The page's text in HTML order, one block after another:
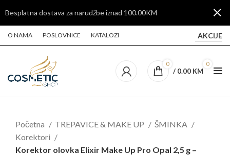
O NAMA POSLOVNICE KATALOZI AKCIJE
0 0
/ 0.00 KM
Početna TREPAVICE & MAKE UP
ŠMINKA
Korektori
Korektor olovka Elixir Make Up Pro Opal 2,5 g –
Besplatna dostava za narudžbe iznad 100.00KM